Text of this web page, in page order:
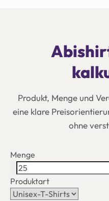
Produkt, Menge und
eine klare
ohne
Menge
Produktart